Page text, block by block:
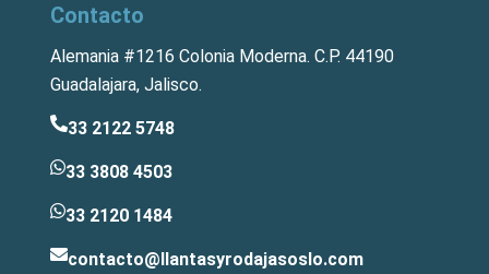
Contacto
Alemania #1216 Colonia Moderna. C.P. 44190
Guadalajara, Jalisco.
33 2122 5748
33 3808 4503
33 2120 1484
contacto@llantasyrodajasoslo.com